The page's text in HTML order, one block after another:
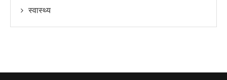
स्वास्थ्य